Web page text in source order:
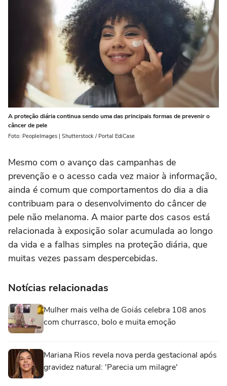
A proteção diária continua sendo uma das principais formas de prevenir o
câncer de pele
Foto: PeopleImages | Shutterstock / Portal EdiCase
Mesmo com o avanço das campanhas de
prevenção e o acesso cada vez maior à informação,
ainda é comum que comportamentos do dia a dia
contribuam para o desenvolvimento do câncer de
pele não melanoma. A maior parte dos casos está
relacionada à exposição solar acumulada ao longo
da vida e a falhas simples na proteção diária, que
muitas vezes passam despercebidas.
Notícias relacionadas
Mulher mais velha de Goiás celebra 108 anos
com churrasco, bolo e muita emoção
Mariana Rios revela nova perda gestacional após
gravidez natural: 'Parecia um milagre'